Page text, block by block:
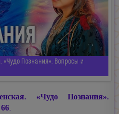
«Чудо Познания». Вопросы и
«Чудо Познания».
.